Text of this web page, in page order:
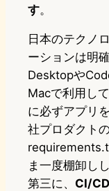
す。
日本のテクノ
ーションは明
Desktopや
Macで利用し
に必ずアプリ
社プロダクト
ま一度棚卸し
第三に、 CI/